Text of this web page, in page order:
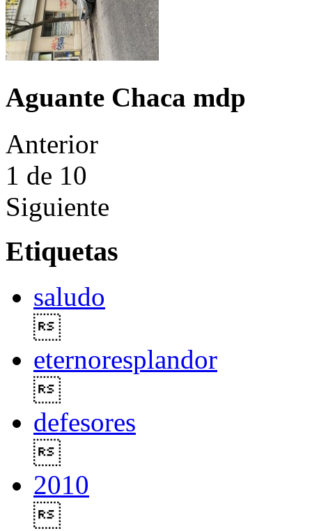
Aguante Chaca mdp
Anterior
1 de 10
Siguiente
Etiquetas
saludo
eternoresplandor
defesores
2010